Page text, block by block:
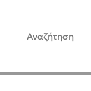
Αναζήτηση